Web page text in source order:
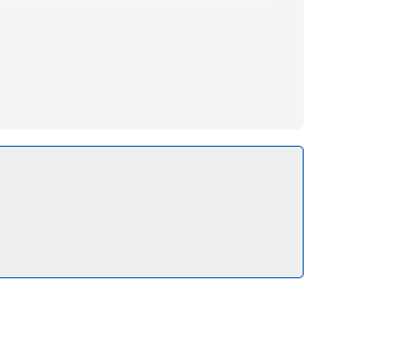
Las camas cuentan con
horas a tu disposición.
en el casino, utiliza el servicio